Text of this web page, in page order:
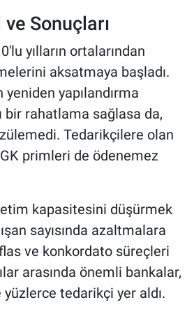
Sonuçları
yılların ortalarından
aksatmaya başladı.
yeniden yapılandırma
bir rahatlama sağlasa da,
Tedarikçilere olan
primleri de ödenemez
kapasitesini düşürmek
sayısında azaltmalara
ve konkordato süreçleri
arasında önemli bankalar,
tedarikçi yer aldı.